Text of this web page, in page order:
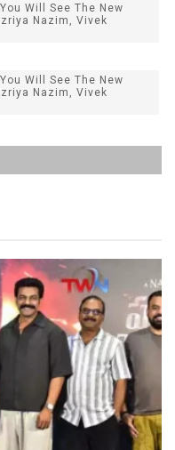
Will See The New
Nazim, Vivek
Will See The New
Nazim, Vivek